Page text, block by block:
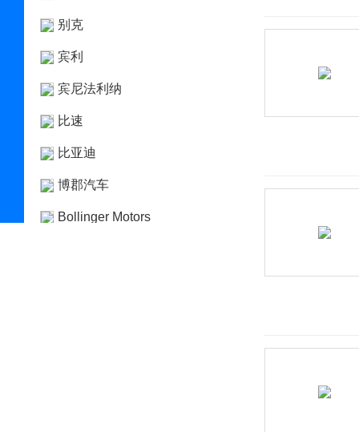
别克
宾利
宾尼法利纳
比速
比亚迪
博郡汽车
Bollinger Motors